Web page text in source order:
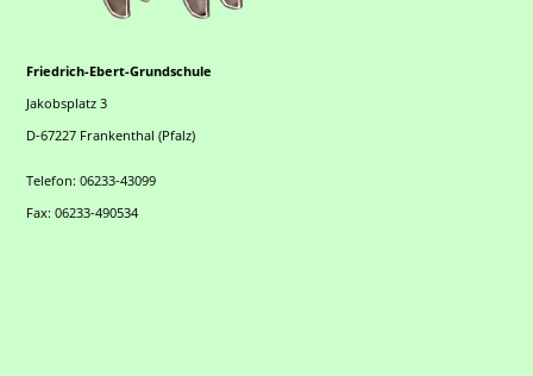
Friedrich-Ebert-Grundschule
Jakobsplatz 3
D-67227 Frankenthal (Pfalz)
Telefon: 06233-43099
Fax: 06233-490534